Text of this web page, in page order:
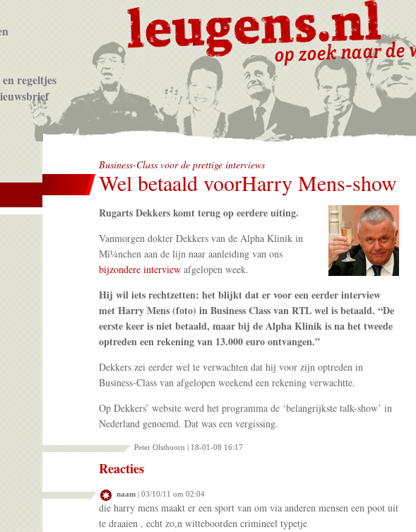
regeltjes
Business-Class voor de prettige interviews
Wel betaald voorHarry Mens-show
Rugarts Dekkers komt terug op eerdere uiting.
Vanmorgen dokter Dekkers van de Alpha Klinik in
Mí¼nchen aan de lijn naar aanleiding van ons
bijzondere interviewafgelopen week.
Hij wil iets rechtzetten: het blijkt dat er voor een eerder interview
met Harry Mens (foto) in Business Class van RTL wel is betaald. “De
eerste keer is niet betaald, maar bij de Alpha Klinik is na het tweede
optreden een rekening van 13.000 euro ontvangen.”
Dekkers zei eerder wel te verwachten dat hij voor zijn optreden in
Business-Class van afgelopen weekend een rekening verwachtte.
Op Dekkers’ website werd het programma de ‘belangrijkste talk-show’ in
Nederland genoemd. Dat was een vergissing.
Peter Olsthoorn | 18-01-08 16:17
Reacties
naam| 03/10/11 om 02:04
die harry mens maakt er een sport van om via anderen mensen een poot uit
te draaien , echt zo,n witteboorden crimineel typetje